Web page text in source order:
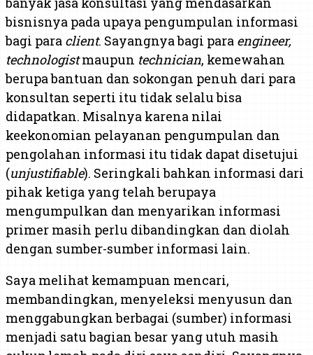
bisnisnya pada upaya pengumpulan informasi
bagi para client. Sayangnya bagi para engineer,
technologistmaupun technician, kemewahan
berupa bantuan dan sokongan penuh dari para
konsultan seperti itu tidak selalu bisa
didapatkan. Misalnya karena nilai
keekonomian pelayanan pengumpulan dan
pengolahan informasi itu tidak dapat disetujui
(unjustifiable). Seringkali bahkan informasi dari
pihak ketiga yang telah berupaya
mengumpulkan dan menyarikan informasi
primer masih perlu dibandingkan dan diolah
dengan sumber-sumber informasi lain.
Saya melihat kemampuan mencari,
membandingkan, menyeleksi menyusun dan
menggabungkan berbagai (sumber) informasi
menjadi satu bagian besar yang utuh masih